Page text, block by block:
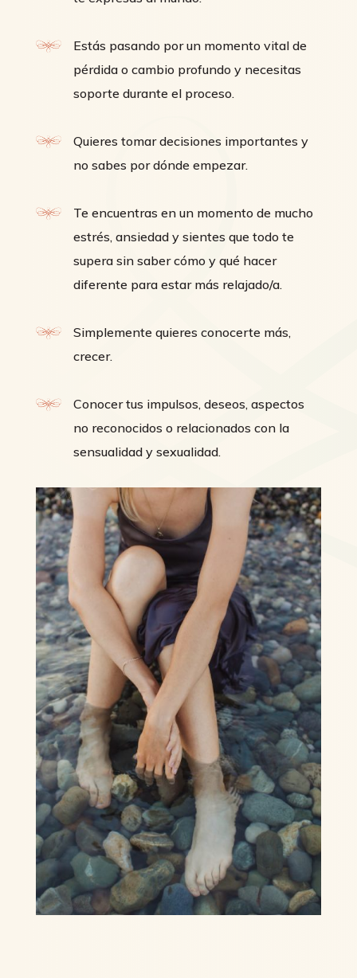
Estás pasando por un momento vital de
pérdida o cambio profundo y necesitas
soporte durante el proceso.
Quieres tomar decisiones importantes y
no sabes por dónde empezar.
Te encuentras en un momento de mucho
estrés, ansiedad y sientes que todo te
supera sin saber cómo y qué hacer
diferente para estar más relajado/a.
Simplemente quieres conocerte más,
crecer.
Conocer tus impulsos, deseos, aspectos
no reconocidos o relacionados con la
sensualidad y sexualidad.